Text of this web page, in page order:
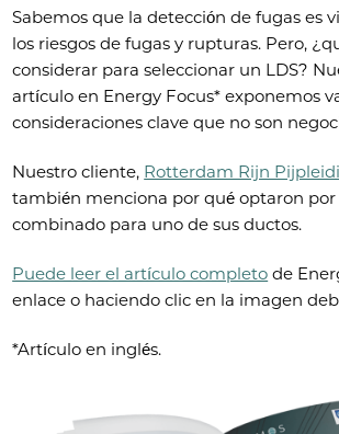
Sabemos que la detección de fugas es
los riesgos de fugas y rupturas. Pero,
considerar para seleccionar un LDS?
artículo en Energy Focus* exponemos
consideraciones clave que no son
Nuestro cliente, Rotterdam Rijn
también menciona por qué optaron
combinado para uno de sus ductos.
Puede leer el artículo completo de
enlace o haciendo clic en la imagen
*Artículo en inglés.